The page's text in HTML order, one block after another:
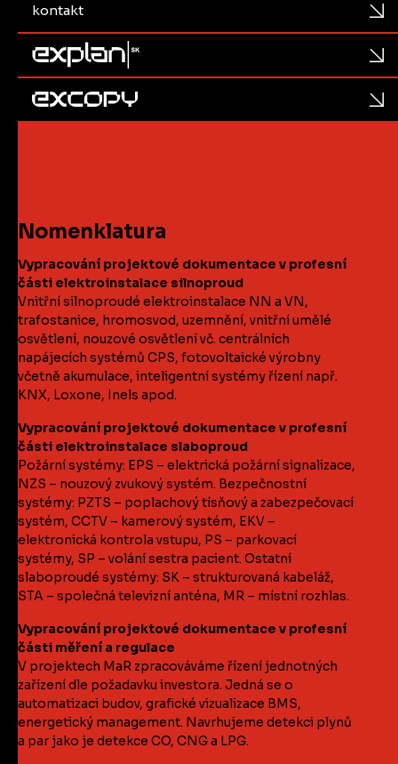
kontakt
Nomenklatura
Vypracování projektové dokumentace v profesní
části elektroinstalace silnoproud
Vnitřní silnoproudé elektroinstalace NN a VN,
trafostanice, hromosvod, uzemnění, vnitřní umělé
osvětlení, nouzové osvětlení vč. centrálních
napájecích systémů CPS, fotovoltaické výrobny
včetně akumulace, inteligentní systémy řízení např.
KNX, Loxone, Inels apod.
Vypracování projektové dokumentace v profesní
části elektroinstalace slaboproud
Požární systémy: EPS – elektrická požární signalizace,
NZS – nouzový zvukový systém. Bezpečnostní
systémy: PZTS – poplachový tísňový a zabezpečovací
systém, CCTV – kamerový systém, EKV –
elektronická kontrola vstupu, PS – parkovací
systémy, SP – volání sestra pacient. Ostatní
slaboproudé systémy: SK – strukturovaná kabeláž,
STA – společná televizní anténa, MR – místní rozhlas.
Vypracování projektové dokumentace v profesní
části měření a regulace
V projektech MaR zpracováváme řízení jednotných
zařízení dle požadavku investora. Jedná se o
automatizaci budov, grafické vizualizace BMS,
energetický management. Navrhujeme detekci plynů
a par jako je detekce CO, CNG a LPG.